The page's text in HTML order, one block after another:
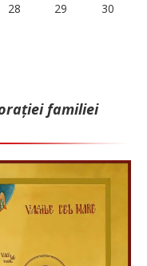
28 29
30
familiei